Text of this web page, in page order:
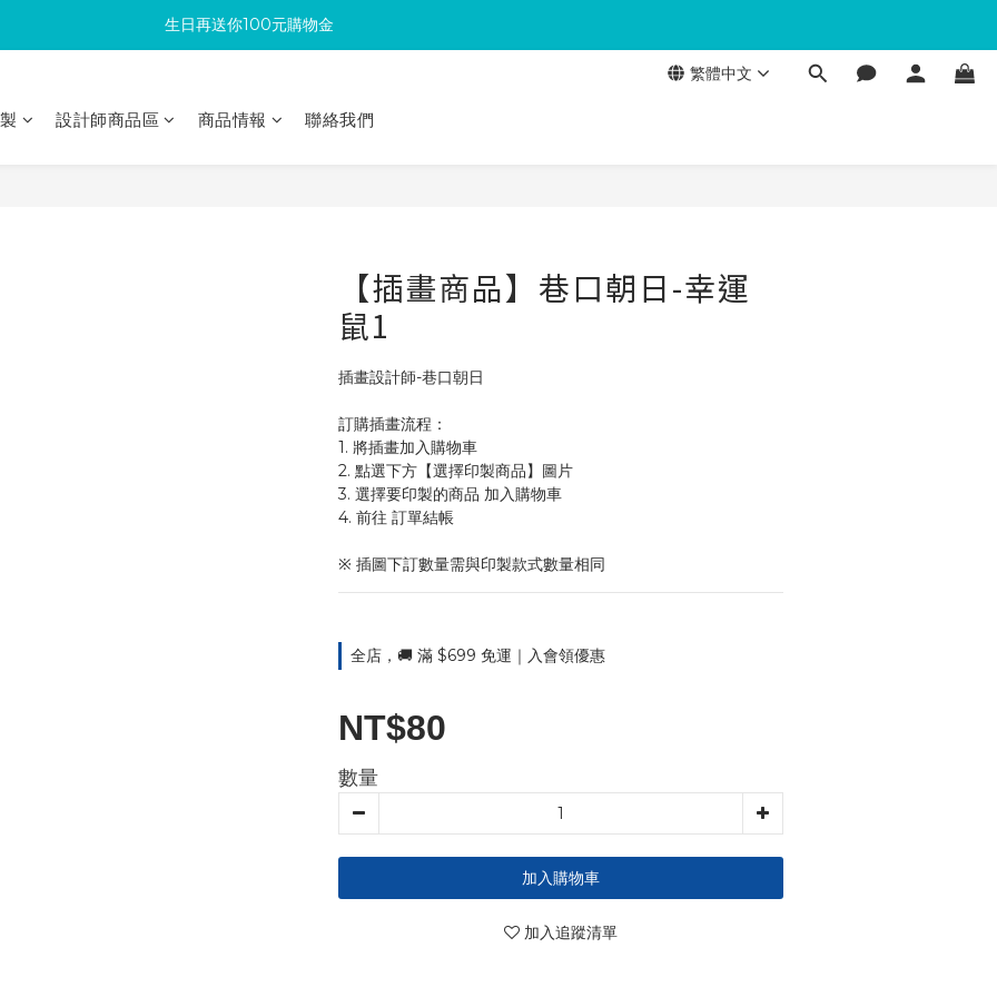
滿300回饋10%購物金
加入成為新會員 馬上領取50元購物金
繁體中文
設計師商品區 商品情報 聯絡我們
【插畫商品】巷口朝日-幸運
鼠1
插畫設計師-巷口朝日
訂購插畫流程：
1. 將插畫加入購物車
2. 點選下方【選擇印製商品】圖片
3. 選擇要印製的商品 加入購物車
4. 前往 訂單結帳
※ 插圖下訂數量需與印製款式數量相同
全店，🚚 滿 $699 免運｜入會領優惠
NT$80
數量
加入購物車
加入追蹤清單